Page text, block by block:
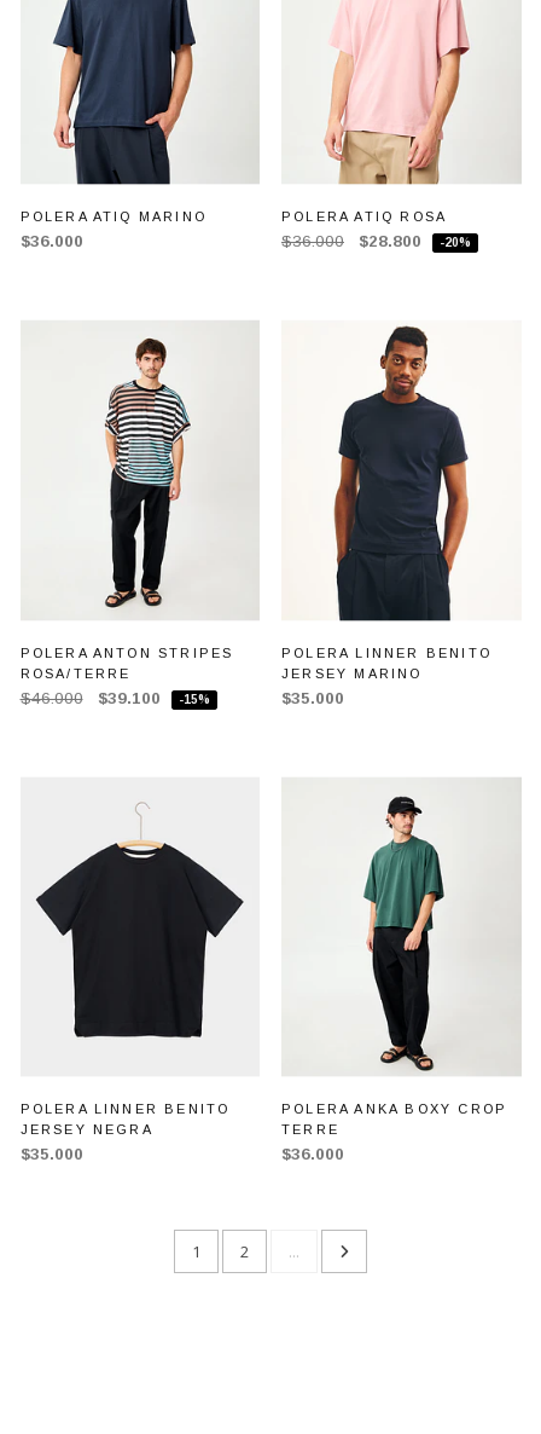
POLERA ATIQ MARINO
$36.000
POLERA ATIQ ROSA
$36.000 $28.800 -20%
POLERA ANTON STRIPES
ROSA/TERRE
$46.000 $39.100 -15%
POLERA LINNER BENITO
JERSEY MARINO
$35.000
POLERA LINNER BENITO
JERSEY NEGRA
$35.000
POLERA ANKA BOXY CROP
TERRE
$36.000
1 2 ...